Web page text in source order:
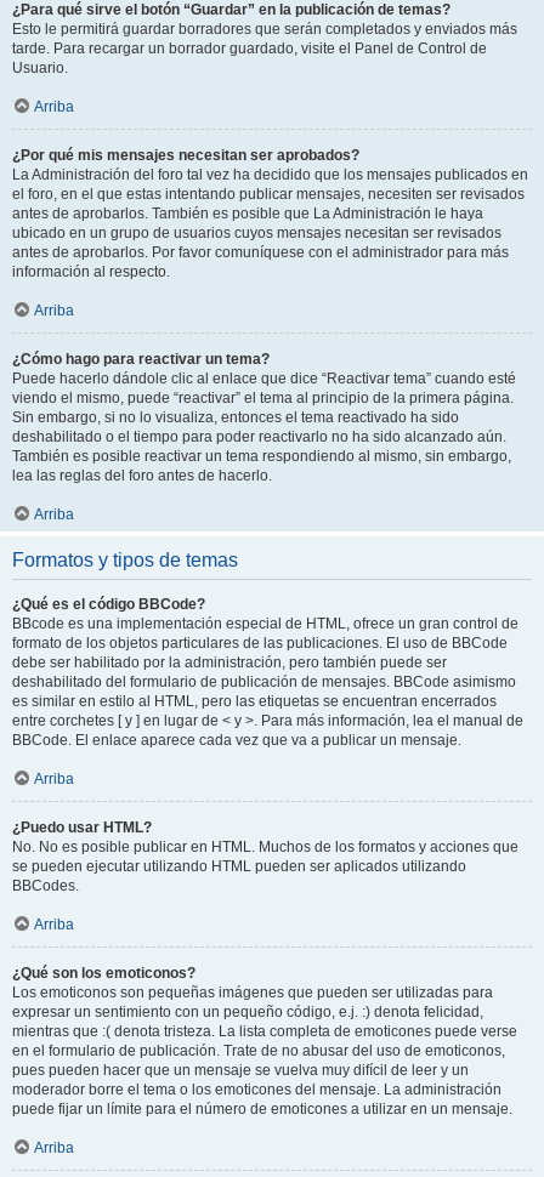
¿Para qué sirve el botón “Guardar” en la publicación de temas?
Esto le permitirá guardar borradores que serán completados y enviados más
tarde. Para recargar un borrador guardado, visite el Panel de Control de
Usuario.
Arriba
¿Por qué mis mensajes necesitan ser aprobados?
La Administración del foro tal vez ha decidido que los mensajes publicados en
el foro, en el que estas intentando publicar mensajes, necesiten ser revisados
antes de aprobarlos. También es posible que La Administración le haya
ubicado en un grupo de usuarios cuyos mensajes necesitan ser revisados
antes de aprobarlos. Por favor comuníquese con el administrador para más
información al respecto.
Arriba
¿Cómo hago para reactivar un tema?
Puede hacerlo dándole clic al enlace que dice “Reactivar tema” cuando esté
viendo el mismo, puede “reactivar” el tema al principio de la primera página.
Sin embargo, si no lo visualiza, entonces el tema reactivado ha sido
deshabilitado o el tiempo para poder reactivarlo no ha sido alcanzado aún.
También es posible reactivar un tema respondiendo al mismo, sin embargo,
lea las reglas del foro antes de hacerlo.
Arriba
Formatos y tipos de temas
¿Qué es el código BBCode?
BBcode es una implementación especial de HTML, ofrece un gran control de
formato de los objetos particulares de las publicaciones. El uso de BBCode
debe ser habilitado por la administración, pero también puede ser
deshabilitado del formulario de publicación de mensajes. BBCode asimismo
es similar en estilo al HTML, pero las etiquetas se encuentran encerrados
entre corchetes [ y ] en lugar de < y >. Para más información, lea el manual de
BBCode. El enlace aparece cada vez que va a publicar un mensaje.
Arriba
¿Puedo usar HTML?
No. No es posible publicar en HTML. Muchos de los formatos y acciones que
se pueden ejecutar utilizando HTML pueden ser aplicados utilizando
BBCodes.
Arriba
¿Qué son los emoticonos?
Los emoticonos son pequeñas imágenes que pueden ser utilizadas para
expresar un sentimiento con un pequeño código, e.j. :) denota felicidad,
mientras que :( denota tristeza. La lista completa de emoticones puede verse
en el formulario de publicación. Trate de no abusar del uso de emoticonos,
pues pueden hacer que un mensaje se vuelva muy difícil de leer y un
moderador borre el tema o los emoticones del mensaje. La administración
puede fijar un límite para el número de emoticones a utilizar en un mensaje.
Arriba